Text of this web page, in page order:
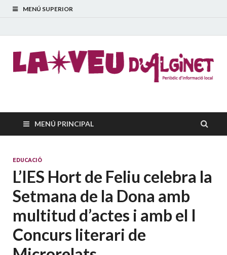
MENÚ SUPERIOR
La Veu d'Alginet
MENÚ PRINCIPAL
EDUCACIÓ
L’IES Hort de Feliu celebra la
Setmana de la Dona amb
multitud d’actes i amb el I
Concurs literari de